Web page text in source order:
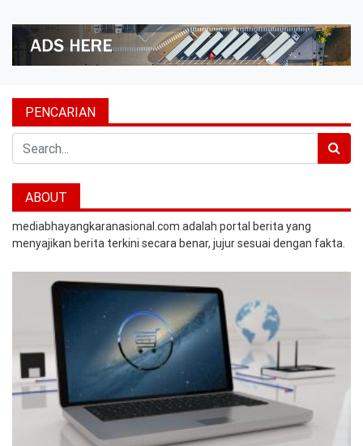
PENCARIAN
Search
ABOUT
mediabhayangkaranasional.com adalah portal berita yang
menyajikan berita terkini secara benar, jujur sesuai dengan fakta.